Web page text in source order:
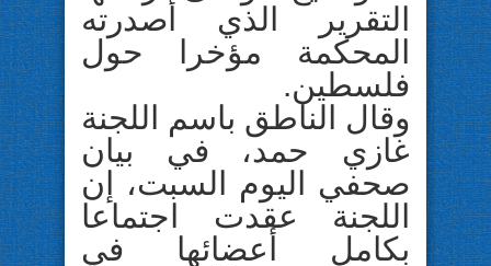
التقرير الذي أصدرته
المحكمة مؤخرا حول
فلسطين.
وقال الناطق باسم اللجنة
غازي حمد، في بيان
صحفي اليوم السبت، إن
اللجنة عقدت اجتماعا
بكامل أعضائها في